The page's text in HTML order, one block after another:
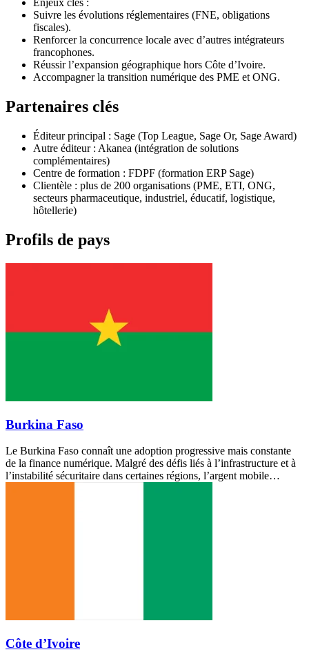
Enjeux clés :
Suivre les évolutions réglementaires (FNE, obligations
fiscales).
Renforcer la concurrence locale avec d’autres intégrateurs
francophones.
Réussir l’expansion géographique hors Côte d’Ivoire.
Accompagner la transition numérique des PME et ONG.
Partenaires clés
Éditeur principal : Sage (Top League, Sage Or, Sage Award)
Autre éditeur : Akanea (intégration de solutions
complémentaires)
Centre de formation : FDPF (formation ERP Sage)
Clientèle : plus de 200 organisations (PME, ETI, ONG,
secteurs pharmaceutique, industriel, éducatif, logistique,
hôtellerie)
Profils de pays
Burkina Faso
Le Burkina Faso connaît une adoption progressive mais constante
de la finance numérique. Malgré des défis liés à l’infrastructure et à
l’instabilité sécuritaire dans certaines régions, l’argent mobile…
Côte d’Ivoire